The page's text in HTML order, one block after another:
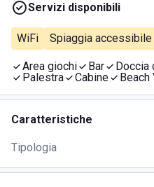
Servizi disponibili
WiFi Spiaggia
Area giochi Bar Doccia
Palestra
Cabine Beach
Caratteristiche
Tipologia